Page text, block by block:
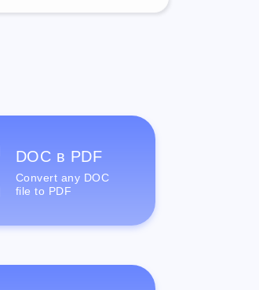
DOC в PDF
Convert any DOC
file to PDF